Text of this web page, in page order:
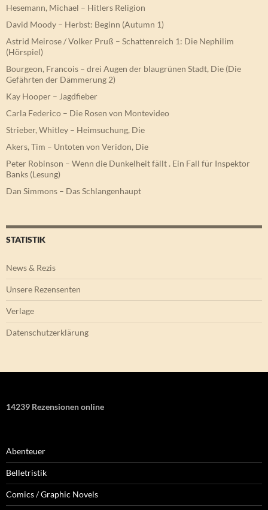
Hesemann, Michael – Hitlers Religion
David Moody – Herbst: Beginn (Autumn 1)
Astrid Meirose / Volker Pruß – Schattenreich 1: Die Nephilim
(Hörspiel)
Bourgeon, Francois – drei Augen der blaugrünen Stadt, Die (Die
Gefährten der Dämmerung 2)
Kay Hooper – Jagdfieber
Carla Federico – Die Rosen von Montevideo
Strieber, Whitley – Heimsuchung, Die
Akers, Tim – Untoten von Veridon, Die
Peter Robinson – Wenn die Dunkelheit fällt . Ein Fall für Inspektor
Banks (Lesung)
Dan Simmons – Das Schlangenhaupt
STATISTIK
News & Rezis
Unsere Rezensenten
Verlage
Datenschutzerklärung
14239 Rezensionen online
Abenteuer
Belletristik
Comics / Graphic Novels